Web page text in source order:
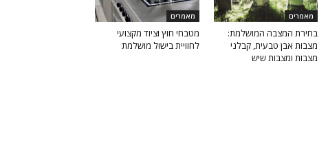
מאמרים
בחירת המצבה המושלמת:
מצבות אבן טבעית, קבלני
מצבות ומצבות שיש
מאמרים
מטבחי חוץ וציוד מקצועי
לחוויית בישול מושלמת